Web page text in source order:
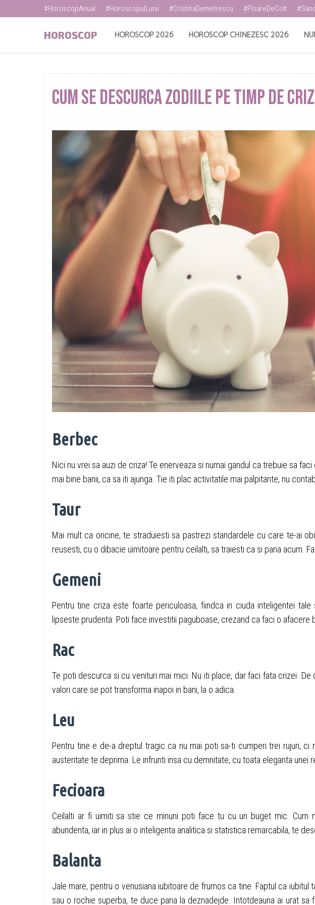
#HoroscopAnual #HoroscopulLunii #CristinaDemetrescu #FloareDeColt
HOROSCOP HOROSCOP 2026 HOROSCOP CHINEZESC 2026
Cum Se Descurca Zodiile Pe Timp De
Berbec
Nici nu vrei sa auzi de criza! Te enerveaza si numai gandul ca trebuie sa
mai bine banii, ca sa iti ajunga. Tie iti plac activitatile mai palpitante, nu
Taur
Mai mult ca oricine, te straduiesti sa pastrezi standardele cu care te-ai
reusesti, cu o dibacie uimitoare pentru ceilalti, sa traiesti ca si pana acum.
Gemeni
Pentru tine criza este foarte periculoasa, fiindca in ciuda inteligentei
lipseste prudenta. Poti face investitii paguboase, crezand ca faci o afacere
Rac
Te poti descurca si cu venituri mai mici. Nu iti place, dar faci fata crizei.
valori care se pot transforma inapoi in bani, la o adica.
Leu
Pentru tine e de-a dreptul tragic ca nu mai poti sa-ti cumperi trei rujuri, ci
austeritate te deprima. Le infrunti insa cu demnitate, cu toata eleganta unei
Fecioara
Ceilalti ar fi uimiti sa stie ce minuni poti face tu cu un buget mic. Cum
abundenta, iar in plus ai o inteligenta analitica si statistica remarcabila, te
Balanta
Jale mare, pentru o venusiana iubitoare de frumos ca tine. Faptul ca
sau o rochie superba, te duce pana la deznadejde. Intotdeauna ai urat